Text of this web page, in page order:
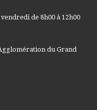
de 8h00 à 12h00
du Grand